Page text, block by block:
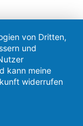
von Dritten,
und
kann meine
widerrufen